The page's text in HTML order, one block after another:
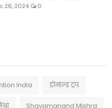
26, 2024 0
India डोनाल्ड ट्रंप
Shayamanand Mishra